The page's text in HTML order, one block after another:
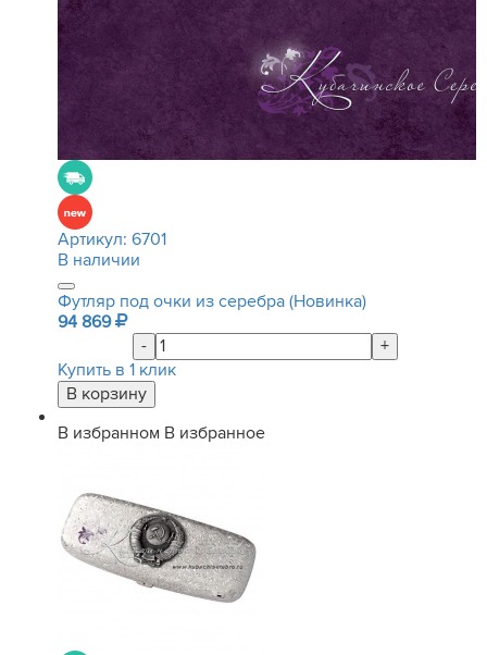
Артикул: 6701
В наличии
Футляр под очки из серебра (Новинка)
94 869
-
+
Купить в 1 клик
В избранном В избранное